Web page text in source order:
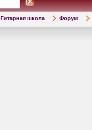
Гитарная школа Форум